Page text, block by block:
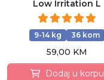
Low Irritation L
9-14 kg 36 kom
59,00 KM
Dodaj u korpu